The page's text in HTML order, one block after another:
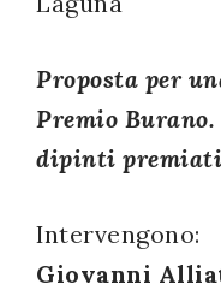
Proposta per
Premio
dipinti premiati
Intervengono:
Giovanni
avvenuta con
successo!